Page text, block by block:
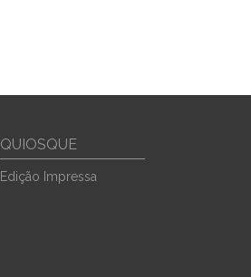
QUIOSQUE
Edição Impressa